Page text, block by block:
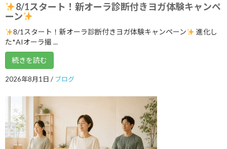
2025年8月
2025年6月
2025年5月
2025年4月
2025年2月
2025年1月
8/1スタート！新オーラ診断付きヨガ体験キャンペ
ーン
8/1スタート！新オーラ診断付きヨガ体験キャンペーン
進化し
た*AIオーラ撮 ...
続きを読む
2026年8月1日 / ブログ